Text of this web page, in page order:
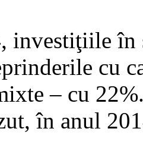
investiţiile în
cu
– cu
în anul